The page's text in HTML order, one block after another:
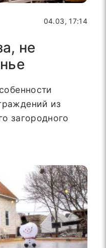
04.03, 17:14
не
из
загородного